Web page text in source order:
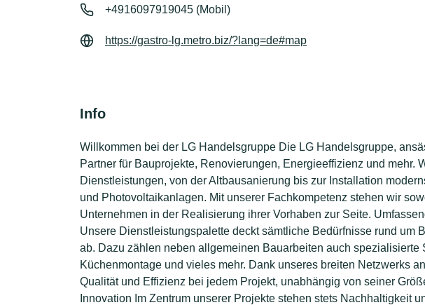
+4916097919045 (Mobil)
https://gastro-lg.metro.biz/?lang=de#map
Info
Willkommen bei der LG Handelsgruppe Die LG Handelsgruppe,
Partner für Bauprojekte, Renovierungen, Energieeffizienz und mehr.
Dienstleistungen, von der Altbausanierung bis zur Installation
und Photovoltaikanlagen. Mit unserer Fachkompetenz stehen wir
Unternehmen in der Realisierung ihrer Vorhaben zur Seite.
Unsere Dienstleistungspalette deckt sämtliche Bedürfnisse rund um
ab. Dazu zählen neben allgemeinen Bauarbeiten auch spezialisierte
Küchenmontage und vieles mehr. Dank unseres breiten Netzwerks
Qualität und Effizienz bei jedem Projekt, unabhängig von seiner
Innovation Im Zentrum unserer Projekte stehen stets Nachhaltigkeit